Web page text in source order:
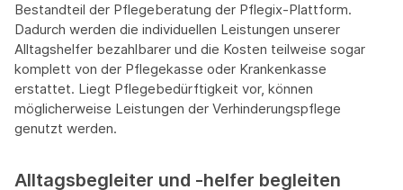
Bestandteil der Pflegeberatung der Pflegix-Plattform.
Dadurch werden die individuellen Leistungen unserer
Alltagshelfer bezahlbarer und die Kosten teilweise sogar
komplett von der Pflegekasse oder Krankenkasse
erstattet. Liegt Pflegebedürftigkeit vor, können
möglicherweise Leistungen der Verhinderungspflege
genutzt werden.
Alltagsbegleiter und -helfer begleiten